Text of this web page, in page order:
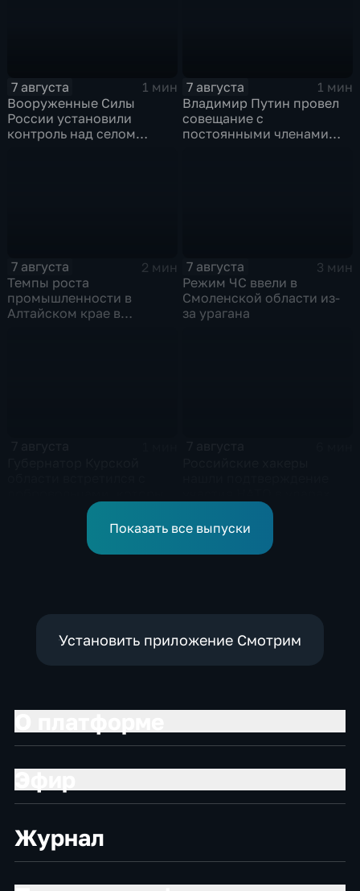
7 августа
1 мин
Вооруженные Силы
России установили
контроль над селом
7 августа
1 мин
Владимир Путин провел
совещание с
постоянными членами
7 августа
2 мин
Темпы роста
промышленности в
Алтайском крае в
7 августа
3 мин
Режим ЧС ввели в
Смоленской области из-
за урагана
помогали пострадавшим
от вторжения ВСУ
жителям приграничья
Показать все выпуски
Установить приложение Смотрим
Журнал